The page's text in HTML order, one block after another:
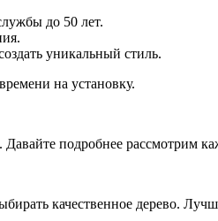
до 50 лет.
уникальный стиль.
на установку.
подробнее рассмотрим
качественное дерево.